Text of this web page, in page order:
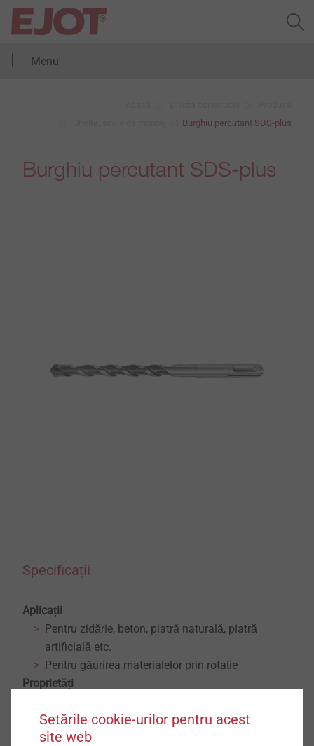
Menu
Burghiu percutant SDS-plus
Burghiu percutant SDS-plus
Specificații
Aplicații
Pentru zidărie, beton, piatră naturală, piatră
artificială etc.
Pentru găurirea materialelor prin rotație
Proprietăți
Asigurat pentru durata de viaţă şi performanţă
Detalii tehnice
Setările cookie-urilor pentru acest
site web